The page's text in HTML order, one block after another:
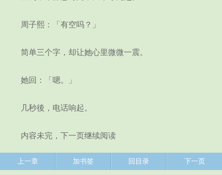
周子熙：「有空吗？」
简单三个字，却让她心里微微一震。
她回：「嗯。」
几秒後，电话响起。
内容未完，下一页继续阅读
上一章 加书签 回目录 下一页